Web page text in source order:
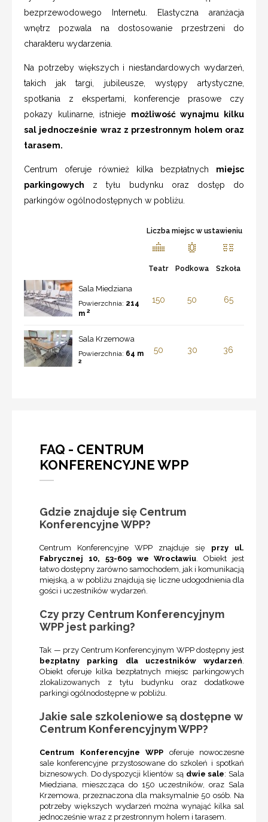
bezprzewodowego Internetu. Elastyczna aranżacja
wnętrz pozwala na dostosowanie przestrzeni do
charakteru wydarzenia.
Na potrzeby większych i niestandardowych wydarzeń,
takich jak targi, jubileusze, występy artystyczne,
spotkania z ekspertami, konferencje prasowe czy
pokazy kulinarne, istnieje możliwość wynajmu kilku
sal jednocześnie wraz z przestronnym holem oraz
tarasem.
Centrum oferuje również kilka bezpłatnych miejsc
parkingowych z tyłu budynku oraz dostęp do
parkingów ogólnodostępnych w pobliżu.
Liczba miejsc w ustawieniu
Teatr Podkowa Szkoła
Sala Miedziana
Powierzchnia: 214
m 2
150 50 65
Sala Krzemowa
Powierzchnia: 64 m
2
50 30 36
FAQ - CENTRUM
KONFERENCYJNE WPP
Gdzie znajduje się Centrum
Konferencyjne WPP?
Centrum Konferencyjne WPP znajduje się przy ul.
Fabrycznej 10, 53-609 we Wrocławiu . Obiekt jest
łatwo dostępny zarówno samochodem, jak i komunikacją
miejską, a w pobliżu znajdują się liczne udogodnienia dla
gości i uczestników wydarzeń.
Czy przy Centrum Konferencyjnym
WPP jest parking?
Tak — przy Centrum Konferencyjnym WPP dostępny jest
bezpłatny parking dla uczestników wydarzeń
Obiekt oferuje kilka bezpłatnych miejsc parkingowych
zlokalizowanych z tyłu budynku oraz dodatkowe
parkingi ogólnodostępne w pobliżu.
Jakie sale szkoleniowe są dostępne w
Centrum Konferencyjnym WPP?
Centrum Konferencyjne WPP oferuje nowoczesne
sale konferencyjne przystosowane do szkoleń i spotkań
biznesowych. Do dyspozycji klientów sądwie sale: Sala
Miedziana, mieszcząca do 150 uczestników, oraz Sala
Krzemowa, przeznaczona dla maksymalnie 50 osób. Na
potrzeby większych wydarzeń można wynająć kilka sal
jednocześnie wraz z przestronnym holem i tarasem.